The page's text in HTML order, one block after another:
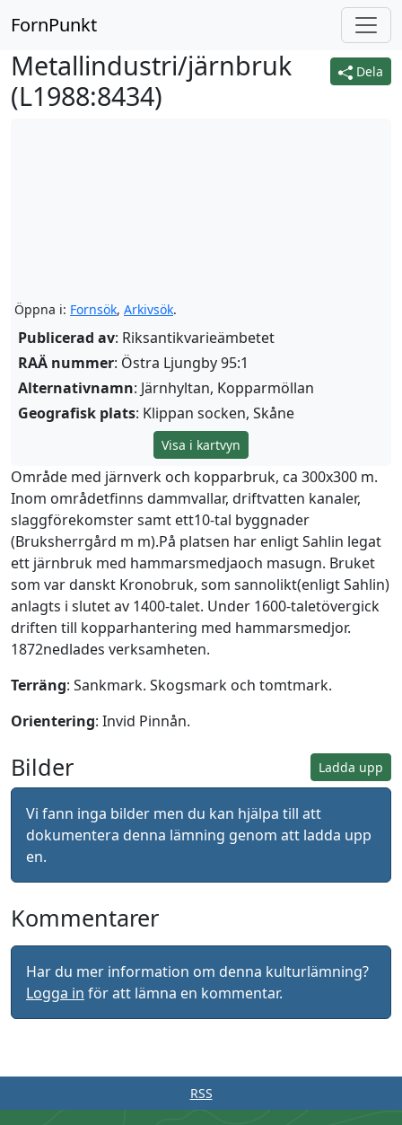
FornPunkt
Dela
Metallindustri/järnbruk
(L1988:8434)
Öppna i: Fornsök, Arkivsök.
Publicerad av: Riksantikvarieämbetet
RAÄ nummer: Östra Ljungby 95:1
Alternativnamn: Järnhyltan, Kopparmöllan
Geografisk plats: Klippan socken, Skåne
Visa i kartvyn
Område med järnverk och kopparbruk, ca 300x300 m.
Inom områdetfinns dammvallar, driftvatten kanaler,
slaggförekomster samt ett10-tal byggnader
(Bruksherrgård m m).På platsen har enligt Sahlin legat
ett järnbruk med hammarsmedjaoch masugn. Bruket
som var danskt Kronobruk, som sannolikt(enligt Sahlin)
anlagts i slutet av 1400-talet. Under 1600-taletövergick
driften till kopparhantering med hammarsmedjor.
1872nedlades verksamheten.
Terräng: Sankmark. Skogsmark och tomtmark.
Orientering: Invid Pinnån.
Ladda upp
Bilder
Vi fann inga bilder men du kan hjälpa till att
dokumentera denna lämning genom att ladda upp
en.
Kommentarer
Har du mer information om denna kulturlämning?
Logga in för att lämna en kommentar.
RSS